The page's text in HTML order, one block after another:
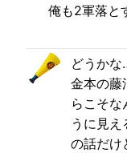
俺も2軍落と
どうか
金本の藤
らこそな
うに見
の話だけ